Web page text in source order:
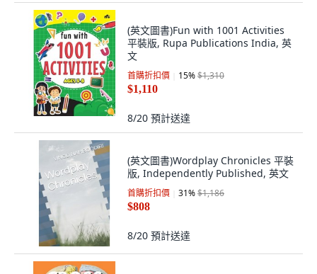
(英文圖書)Fun with 1001 Activities
平裝版, Rupa Publications India, 英
文
首購折扣價 15%$1,310
$1,110
8/20 預計送達
(英文圖書)Wordplay Chronicles 平裝
版, Independently Published, 英文
首購折扣價 31%$1,186
$808
8/20 預計送達